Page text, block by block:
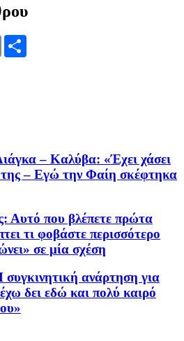
Email
– Καλύβα: «Έχει χάσει
– Εγώ την Φαίη σκέφτηκα
Αυτό που βλέπετε πρώτα
τι φοβάστε περισσότερο
σε μία σχέση
ανάρτηση για
δει εδώ και πολύ καιρό